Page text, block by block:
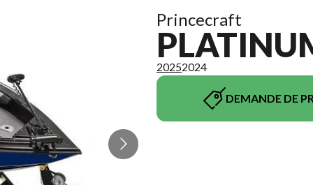
Princecraft
20252024
DEMANDE DE